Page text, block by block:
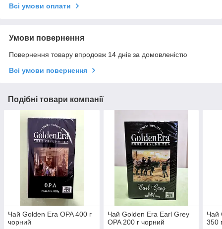
Всі умови оплати
Умови повернення
Повернення товару впродовж 14 днів за домовленістю
Всі умови повернення
Подібні товари компанії
Чай Golden Era OPA 400 г
чорний
Чай Golden Era Earl Grey
OPA 200 г чорний
Чай
350